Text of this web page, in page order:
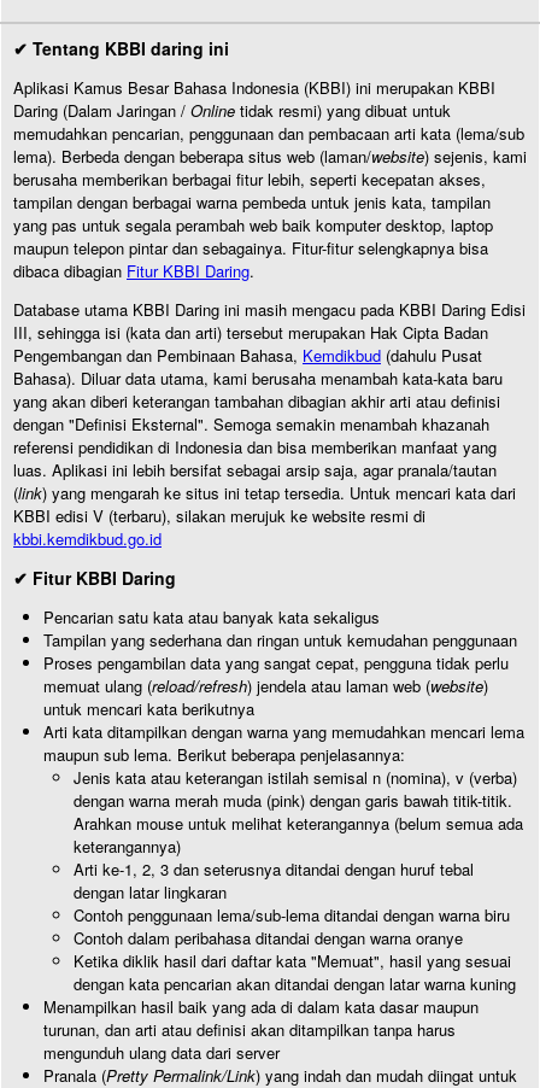
✔ Tentang KBBI daring ini
Aplikasi Kamus Besar Bahasa Indonesia (KBBI) ini merupakan KBBI
Daring (Dalam Jaringan / Online tidak resmi) yang dibuat untuk
memudahkan pencarian, penggunaan dan pembacaan arti kata (lema/sub
lema). Berbeda dengan beberapa situs web (laman/website) sejenis, kami
berusaha memberikan berbagai fitur lebih, seperti kecepatan akses,
tampilan dengan berbagai warna pembeda untuk jenis kata, tampilan
yang pas untuk segala perambah web baik komputer desktop, laptop
maupun telepon pintar dan sebagainya. Fitur-fitur selengkapnya bisa
dibaca dibagian Fitur KBBI Daring.
Database utama KBBI Daring ini masih mengacu pada KBBI Daring Edisi
III, sehingga isi (kata dan arti) tersebut merupakan Hak Cipta Badan
Pengembangan dan Pembinaan Bahasa, Kemdikbud (dahulu Pusat
Bahasa). Diluar data utama, kami berusaha menambah kata-kata baru
yang akan diberi keterangan tambahan dibagian akhir arti atau definisi
dengan "Definisi Eksternal". Semoga semakin menambah khazanah
referensi pendidikan di Indonesia dan bisa memberikan manfaat yang
luas. Aplikasi ini lebih bersifat sebagai arsip saja, agar pranala/tautan
(link) yang mengarah ke situs ini tetap tersedia. Untuk mencari kata dari
KBBI edisi V (terbaru), silakan merujuk ke website resmi di
kbbi.kemdikbud.go.id
✔ Fitur KBBI Daring
Pencarian satu kata atau banyak kata sekaligus
Tampilan yang sederhana dan ringan untuk kemudahan penggunaan
Proses pengambilan data yang sangat cepat, pengguna tidak perlu
memuat ulang (reload/refresh) jendela atau laman web (website)
untuk mencari kata berikutnya
Arti kata ditampilkan dengan warna yang memudahkan mencari lema
maupun sub lema. Berikut beberapa penjelasannya:
Jenis kata atau keterangan istilah semisal n (nomina), v (verba)
dengan warna merah muda (pink) dengan garis bawah titik-titik.
Arahkan mouse untuk melihat keterangannya (belum semua ada
keterangannya)
Arti ke-1, 2, 3 dan seterusnya ditandai dengan huruf tebal
dengan latar lingkaran
Contoh penggunaan lema/sub-lema ditandai dengan warna biru
Contoh dalam peribahasa ditandai dengan warna oranye
Ketika diklik hasil dari daftar kata "Memuat", hasil yang sesuai
dengan kata pencarian akan ditandai dengan latar warna kuning
Menampilkan hasil baik yang ada di dalam kata dasar maupun
turunan, dan arti atau definisi akan ditampilkan tanpa harus
mengunduh ulang data dari server
Pranala (Pretty Permalink/Link) yang indah dan mudah diingat untuk